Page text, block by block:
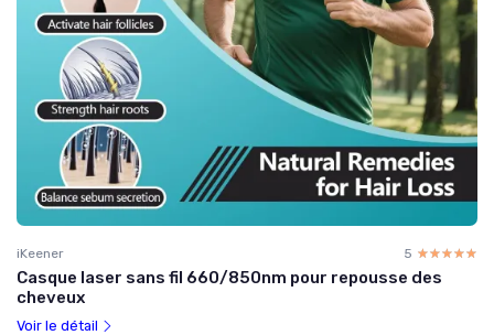
iKeener 5 ☆☆☆☆☆
★★★★★
Casque laser sans fil 660/850nm pour repousse des
cheveux
Voir le détail